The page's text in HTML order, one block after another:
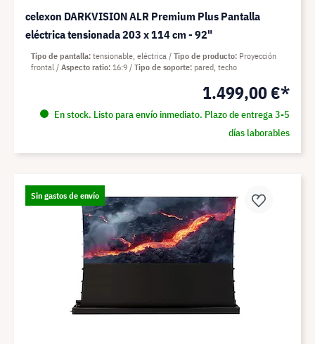
celexon DARKVISION ALR Premium Plus Pantalla
eléctrica tensionada 203 x 114 cm - 92"
1.499,00 €*
En stock. Listo para envío inmediato. Plazo de entrega 3-5
días laborables
Tipo de pantalla tensionable, eléctrica Tipo de producto Proyección
frontal
Aspecto ratio 16:9 Tipo de soporte pared, techo
Sin gastos de envío